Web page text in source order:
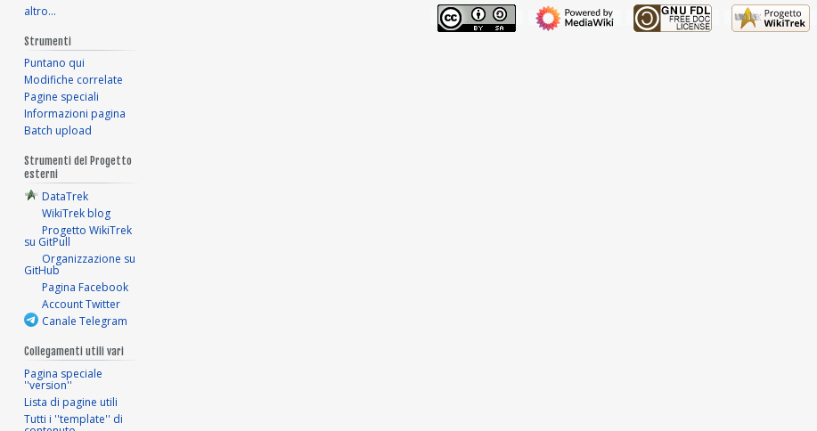
altro…
Strumenti
Puntano qui
Modifiche correlate
Pagine speciali
Informazioni pagina
Batch upload
Strumenti del Progetto
esterni
DataTrek
WikiTrek blog
Progetto WikiTrek
su GitPull
Organizzazione su
GitHub
Pagina Facebook
Account Twitter
Canale Telegram
Collegamenti utili vari
Pagina speciale
''version''
Lista di pagine utili
Tutti i ''template'' di